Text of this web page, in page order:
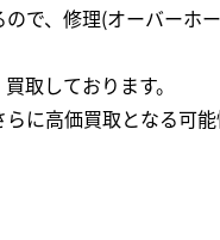
で、修理(オーバー
取しております。
に高価買取となる可